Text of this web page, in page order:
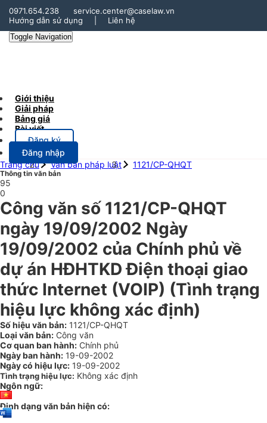
0971.654.238
service.center@caselaw.vn
Hướng dẫn sử dụng
Liên hệ
Toggle Navigation
Giới thiệu
Giải pháp
Bảng giá
Bài viết
Đăng ký
Đăng nhập
Trang chủ
Văn bản pháp luật 1121/CP-QHQT
Thông tin văn bản
95
0
Công văn số 1121/CP-QHQT
ngày 19/09/2002 Ngày
19/09/2002 của Chính phủ về
dự án HĐHTKD Điện thoại giao
thức Internet (VOIP) (Tình trạng
hiệu lực không xác định)
Số hiệu văn bản: 1121/CP-QHQT
Loại văn bản: Công văn
Cơ quan ban hành: Chính phủ
Ngày ban hành: 19-09-2002
Ngày có hiệu lực: 19-09-2002
Tình trạng hiệu lực: Không xác định
Ngôn ngữ:
Định dạng văn bản hiện có: